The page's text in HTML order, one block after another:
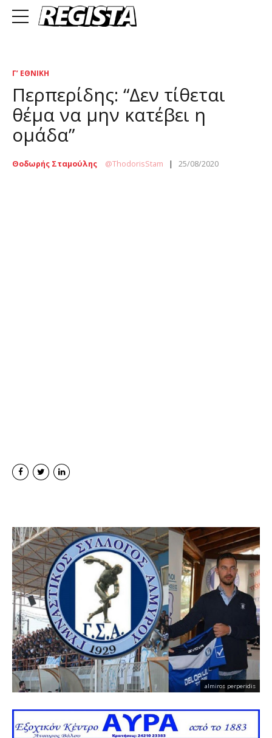
Γ’ ΕΘΝΙΚΉ
Περπερίδης: “Δεν τίθεται
θέμα να μην κατέβει η
ομάδα”
Θοδωρής Σταμούλης ThodorisStam 25/08/2020
almiros perperidis